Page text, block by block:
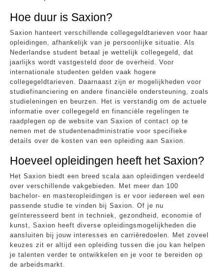
Hoe duur is Saxion?
Saxion hanteert verschillende collegegeldtarieven voor haar
opleidingen, afhankelijk van je persoonlijke situatie. Als
Nederlandse student betaal je wettelijk collegegeld, dat
jaarlijks wordt vastgesteld door de overheid. Voor
internationale studenten gelden vaak hogere
collegegeldtarieven. Daarnaast zijn er mogelijkheden voor
studiefinanciering en andere financiële ondersteuning, zoals
studieleningen en beurzen. Het is verstandig om de actuele
informatie over collegegeld en financiële regelingen te
raadplegen op de website van Saxion of contact op te
nemen met de studentenadministratie voor specifieke
details over de kosten van een opleiding aan Saxion.
Hoeveel opleidingen heeft het Saxion?
Het Saxion biedt een breed scala aan opleidingen verdeeld
over verschillende vakgebieden. Met meer dan 100
bachelor- en masteropleidingen is er voor iedereen wel een
passende studie te vinden bij Saxion. Of je nu
geïnteresseerd bent in techniek, gezondheid, economie of
kunst, Saxion heeft diverse opleidingsmogelijkheden die
aansluiten bij jouw interesses en carrièredoelen. Met zoveel
keuzes zit er altijd een opleiding tussen die jou kan helpen
je talenten verder te ontwikkelen en je voor te bereiden op
de arbeidsmarkt.